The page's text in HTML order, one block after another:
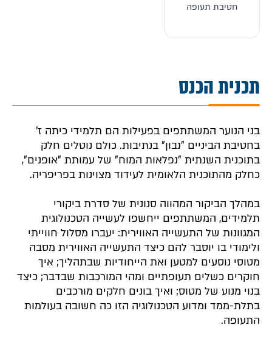
חטיבת תעופה
תכנית הכנס
בני הנוער המשתתפים בפעילות הם תלמידי כיתה ז'
בחטיבת הביניים "נבון" בנתיבות. כולם נוטלים חלק
בתוכנית השנתית "נפלאות המוח" של עמותת "אופנים",
כחלק מהתוכנית הלאומית לעידוד מצוינות בפריפריה.
במהלך הביקור המהווה סנונית של סדרת ביקורי
תלמידים, המשתתפים ייחשפו לעשייה הטכנולוגית
המגוונות של התעשייה האווירית: יעברו מסלול חווייתי
ולימודי בו יוסבר להם כיצד התעשייה האווירית מסבה
מטוסי נוסעים למטען ואת הייחודיות שבתהליך; איך
חוקרים כשלים תעופתיים ומהי המורכבות שבדבר; כיצד
בנוי מנוע של מטוס; ואיך בונים חלקים מורכבים
בתלת-ממד ומדוע הטכנולוגיה הזו כה חשובה בעולמות
התעופה.